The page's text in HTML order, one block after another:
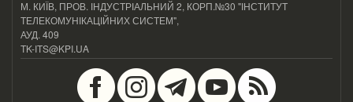
М. КИЇВ, ПРОВ. ІНДУСТРІАЛЬНИЙ 2, КОРП.№30 "ІНСТИТУТ
ТЕЛЕКОМУНІКАЦІЙНИХ СИСТЕМ",
АУД. 409
TK-ITS@KPI.UA